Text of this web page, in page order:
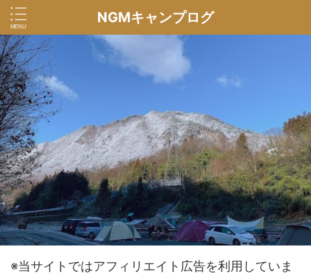
NGMキャンプログ
※当サイトではアフィリエイト広告を利用していま